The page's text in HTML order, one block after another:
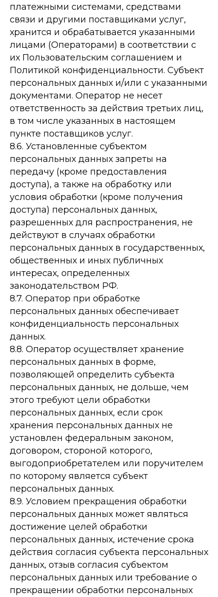
платежными системами, средствами
связи и другими поставщиками услуг,
хранится и обрабатывается указанными
лицами (Операторами) в соответствии с
их Пользовательским соглашением и
Политикой конфиденциальности. Субъект
персональных данных и/или с указанными
документами. Оператор не несет
ответственность за действия третьих лиц,
в том числе указанных в настоящем
пункте поставщиков услуг.
8.6. Установленные субъектом
персональных данных запреты на
передачу (кроме предоставления
доступа), а также на обработку или
условия обработки (кроме получения
доступа) персональных данных,
разрешенных для распространения, не
действуют в случаях обработки
персональных данных в государственных,
общественных и иных публичных
интересах, определенных
законодательством РФ.
8.7. Оператор при обработке
персональных данных обеспечивает
конфиденциальность персональных
данных.
8.8. Оператор осуществляет хранение
персональных данных в форме,
позволяющей определить субъекта
персональных данных, не дольше, чем
этого требуют цели обработки
персональных данных, если срок
хранения персональных данных не
установлен федеральным законом,
договором, стороной которого,
выгодоприобретателем или поручителем
по которому является субъект
персональных данных.
8.9. Условием прекращения обработки
персональных данных может являться
достижение целей обработки
персональных данных, истечение срока
действия согласия субъекта персональных
данных, отзыв согласия субъектом
персональных данных или требование о
прекращении обработки персональных